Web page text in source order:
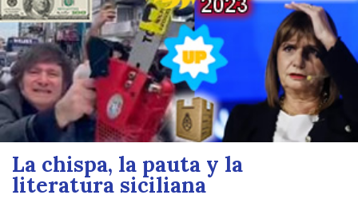
La chispa, la pauta y la
literatura siciliana